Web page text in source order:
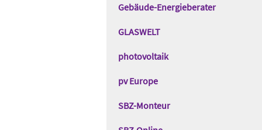
Gebäude-Energieberater
GLASWELT
photovoltaik
pv Europe
SBZ-Monteur